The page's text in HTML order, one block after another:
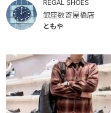
REGAL SHOES
銀座数寄屋橋店
ともや